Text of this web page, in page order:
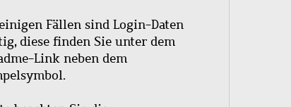
Fällen sind Login-Daten
diese finden Sie unter dem
Link neben dem